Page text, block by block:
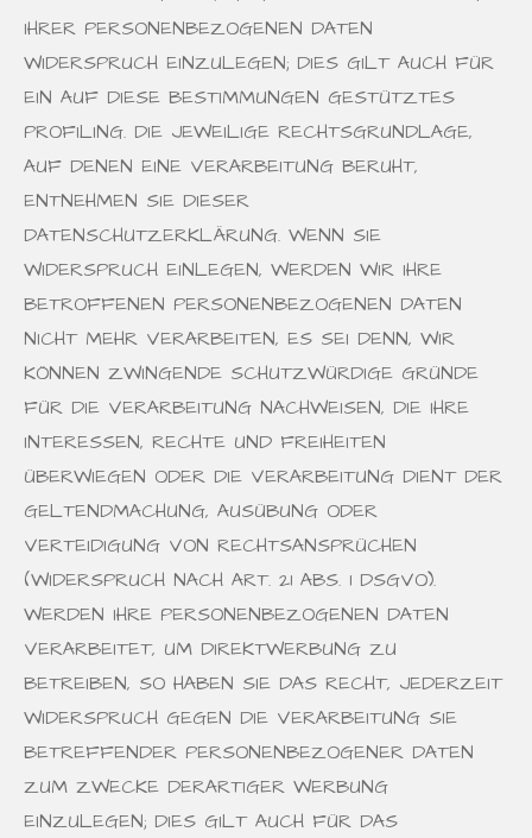
IHRER PERSONENBEZOGENEN DATEN
WIDERSPRUCH EINZULEGEN; DIES GILT AUCH FÜR
EIN AUF DIESE BESTIMMUNGEN GESTÜTZTES
PROFILING. DIE JEWEILIGE RECHTSGRUNDLAGE,
AUF DENEN EINE VERARBEITUNG BERUHT,
ENTNEHMEN SIE DIESER
DATENSCHUTZERKLÄRUNG. WENN SIE
WIDERSPRUCH EINLEGEN, WERDEN WIR IHRE
BETROFFENEN PERSONENBEZOGENEN DATEN
NICHT MEHR VERARBEITEN, ES SEI DENN, WIR
KÖNNEN ZWINGENDE SCHUTZWÜRDIGE GRÜNDE
FÜR DIE VERARBEITUNG NACHWEISEN, DIE IHRE
INTERESSEN, RECHTE UND FREIHEITEN
ÜBERWIEGEN ODER DIE VERARBEITUNG DIENT DER
GELTENDMACHUNG, AUSÜBUNG ODER
VERTEIDIGUNG VON RECHTSANSPRÜCHEN
(WIDERSPRUCH NACH ART. 21 ABS. 1 DSGVO).
WERDEN IHRE PERSONENBEZOGENEN DATEN
VERARBEITET, UM DIREKTWERBUNG ZU
BETREIBEN, SO HABEN SIE DAS RECHT, JEDERZEIT
WIDERSPRUCH GEGEN DIE VERARBEITUNG SIE
BETREFFENDER PERSONENBEZOGENER DATEN
ZUM ZWECKE DERARTIGER WERBUNG
EINZULEGEN; DIES GILT AUCH FÜR DAS